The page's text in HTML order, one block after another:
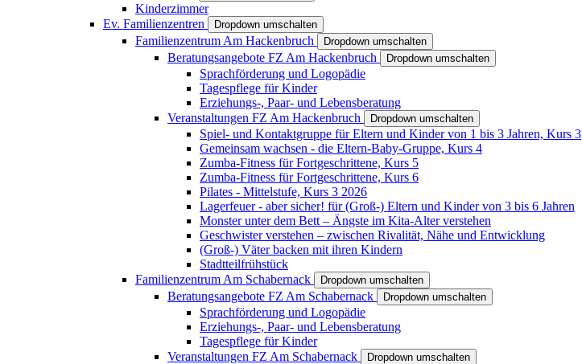
Kinderzimmer
Ev. Familienzentren
Dropdown umschalten
Familienzentrum Am Hackenbruch Dropdown umschalten
Beratungsangebote FZ Am Hackenbruch Dropdown umschalten
Sprachförderung und Logopädie
Tagespflege für Kinder
Erziehungs-, Paar- und Lebensberatung
Veranstaltungen FZ Am Hackenbruch
Dropdown umschalten
Spiel- und Kontaktgruppe für Eltern und Kinder von 1 bis 3 Jahren, Kurs 3
Gemeinsam wachsen - die Eltern-Baby-Gruppe, Kurs 4
Zumba-Fitness für Fortgeschrittene, Kurs 5
Zumba-Fitness für Fortgeschrittene, Kurs 6
Pilates - Mittelstufe, Kurs 3 2026
Lagerfeuer - aber sicher! für (Groß-) Eltern und Kinder von 3 bis 6 Jahren
Monster unter dem Bett – Ängste im Kita-Alter verstehen
Geschwister verstehen – zwischen Rivalität, Nähe und Entwicklung
(Groß-) Väter backen mit ihren Kindern
Stadtteilfrühstück
Familienzentrum Am Schabernack
Dropdown umschalten
Beratungsangebote FZ Am Schabernack Dropdown umschalten
Sprachförderung und Logopädie
Erziehungs-, Paar- und Lebensberatung
Tagespflege für Kinder
Veranstaltungen FZ Am Schabernack
Dropdown umschalten